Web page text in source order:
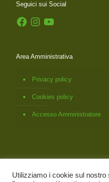
Seguici sui Social
FacebookInstagramYouTube
Area Amministrativa
Privacy policy
Cookies policy
Accesso Amministratore
Utilizziamo i cookie sul nostro